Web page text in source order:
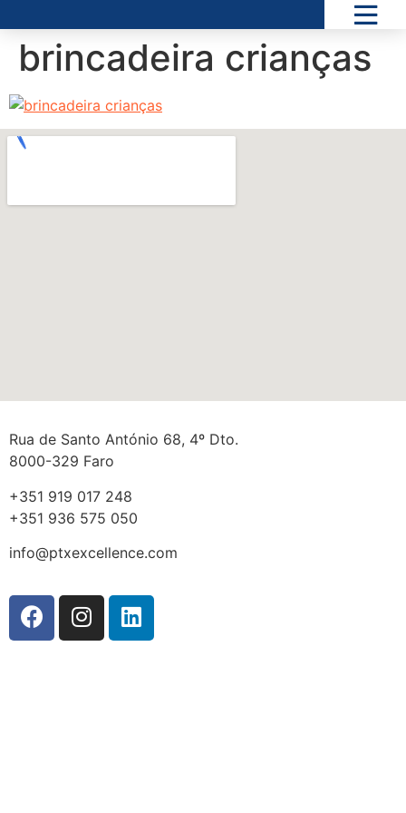
brincadeira crianças
Rua de Santo António 68, 4º Dto.
8000-329 Faro
+351 919 017 248
+351 936 575 050
info@ptxexcellence.com